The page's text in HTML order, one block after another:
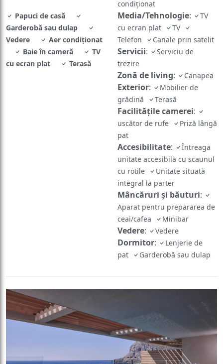
Papuci de casă
Garderobă sau dulap
Vedere
Aer condiţionat
Baie în cameră
TV
cu ecran plat
Terasă
condiţionat
Media/Tehnologie:
TV
cu ecran plat
TV
Telefon
Canale prin satelit
Servicii:
Serviciu de
trezire
Zonă de living: Canapea
Exterior:
Mobilier de
grădină
Terasă
Facilităţile camerei:
uscător de rufe
Priză lângă
pat
Accesibilitate:
Întreaga
unitate accesibilă cu scaunul
cu rotile
Unitate situată
integral la parter
Mâncăruri și băuturi:
Aparat pentru prepararea de
ceai/cafea
Minibar
Vedere: Vedere
Dormitor:
Lenjerie de
pat
Garderobă sau dulap